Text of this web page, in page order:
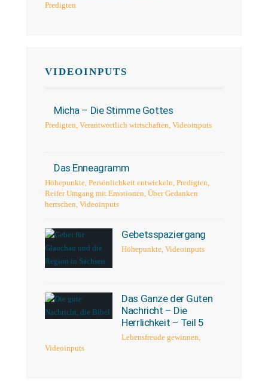
Predigten
VIDEOINPUTS
Micha – Die Stimme Gottes
Predigten, Verantwortlich wirtschaften, Videoinputs
Das Enneagramm
Höhepunkte, Persönlichkeit entwickeln, Predigten,
Reifer Umgang mit Emotionen, Über Gedanken
herrschen, Videoinputs
Gebetsspaziergang
Höhepunkte,Videoinputs
Das Ganze der Guten
Nachricht – Die
Herrlichkeit – Teil 5
Lebensfreude gewinnen,
Videoinputs